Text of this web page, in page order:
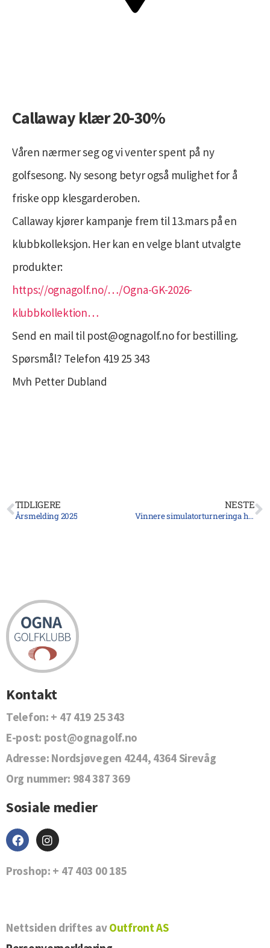
Callaway klær 20-30%
Våren nærmer seg og vi venter spent på ny
golfsesong. Ny sesong betyr også mulighet for å
friske opp klesgarderoben.
Callaway kjører kampanje frem til 13.mars på en
klubbkolleksjon. Her kan en velge blant utvalgte
produkter:
https://ognagolf.no/…/Ogna-GK-2026-
klubbkollektion…
Send en mail til post@ognagolf.no for bestilling.
Spørsmål? Telefon 419 25 343
Mvh Petter Dubland
TIDLIGERE
Årsmelding 2025
NESTE
Vinnere simulatorturneringa hos Vigrestad IK er kåret!
Kontakt
Telefon: + 47 419 25 343
E-post: post@ognagolf.no
Adresse: Nordsjøvegen 4244, 4364 Sirevåg
Org nummer: 984 387 369
Sosiale medier
Proshop: + 47 403 00 185
Nettsiden driftes avOutfront AS